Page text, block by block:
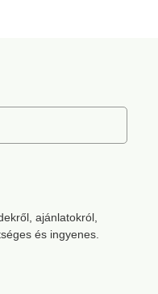
ajánlatokról,
és ingyenes.